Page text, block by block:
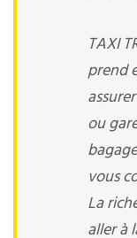
TAXI
prend
ou
vous
La
aller à